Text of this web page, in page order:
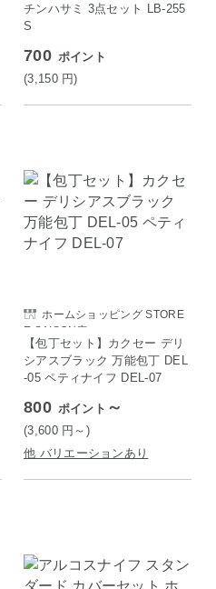
チンハサミ 3点セット LB-255
S
700 ポイント
(3,150 円)
ホームショッピング STORE
E SAISON店
【包丁セット】カクセー デリ
シアスブラック 万能包丁 DEL
-05 ペティナイフ DEL-07
800 ポイント ～
(3,600 円 ～)
他 バリエーションあり